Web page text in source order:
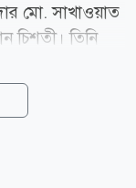
মো. সাখাওয়াত
চিশতী। তিনি
(৬
রোডস্থ পপুলার